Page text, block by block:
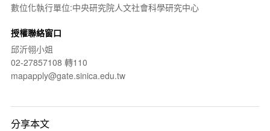
數位化執行單位:中央研究院人文社會科學研究中心
授權聯絡窗口
邱沂翎小姐
02-27857108 轉110
mapapply@gate.sinica.edu.tw
分享本文